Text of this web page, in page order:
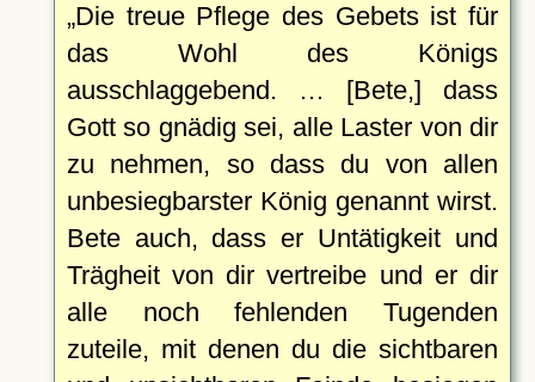
Die treue Pflege des Gebets ist für
das Wohl des Königs
ausschlaggebend. … [Bete,] dass
Gott so gnädig sei, alle Laster von dir
zu nehmen, so dass du von allen
unbesiegbarster König genannt wirst.
Bete auch, dass er Untätigkeit und
Trägheit von dir vertreibe und er dir
alle noch fehlenden Tugenden
zuteile, mit denen du die sichtbaren